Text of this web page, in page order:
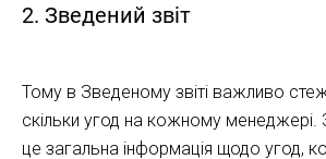
2. Зведений звіт
Тому в Зведеному звіті важливо
скільки угод на кожному менеджері.
це загальна інформація щодо угод,